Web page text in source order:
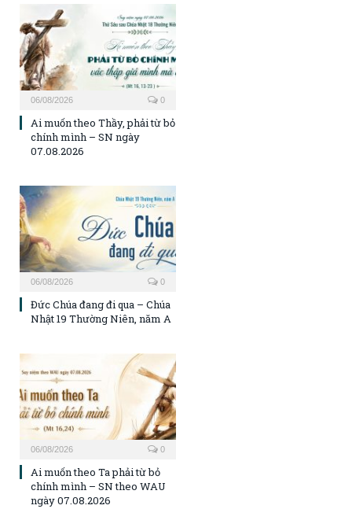
06/08/2026 0
Ai muốn theo Thầy, phải từ bỏ
chính mình – SN ngày
07.08.2026
06/08/2026 0
Đức Chúa đang đi qua – Chúa
Nhật 19 Thường Niên, năm A
06/08/2026 0
Ai muốn theo Ta phải từ bỏ
chính mình – SN theo WAU
ngày 07.08.2026